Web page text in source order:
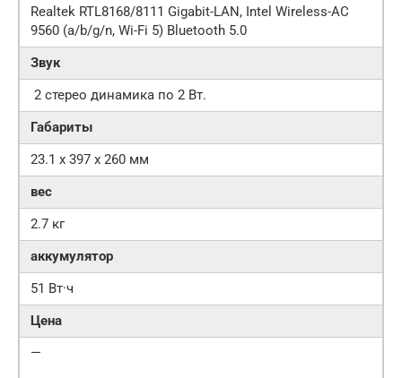
Realtek RTL8168/8111 Gigabit-LAN, Intel Wireless-AC
9560 (a/b/g/n, Wi-Fi 5) Bluetooth 5.0
Звук
2 стерео динамика по 2 Вт.
Габариты
23.1 x 397 x 260 мм
вес
2.7 кг
аккумулятор
51 Вт·ч
Цена
—